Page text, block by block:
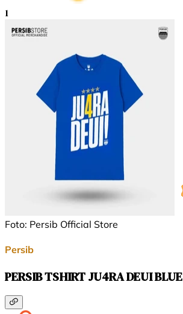
1
Foto: Persib Official Store
Persib
PERSIB TSHIRT JU4RA DEUI BLUE